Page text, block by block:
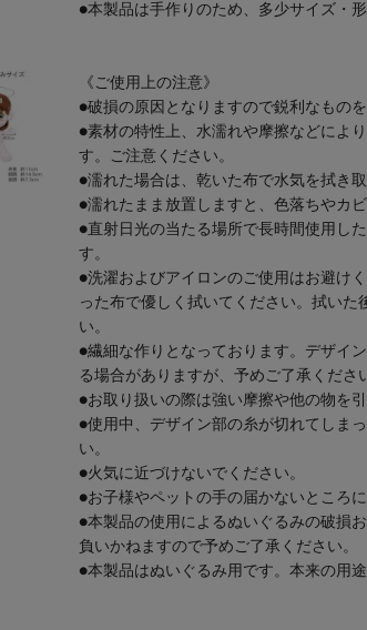
●本製品は手作りのため、多少サイズ・
《ご使用上の注意》
●破損の原因となりますので鋭利なもの
●素材の特性上、水濡れや摩擦などによ
す。ご注意ください。
●濡れた場合は、乾いた布で水気を拭き
●濡れたまま放置しますと、色落ちやカ
●直射日光の当たる場所で長時間使用し
す。
●洗濯およびアイロンのご使用はお避け
った布で優しく拭いてください。拭いた
い。
●繊細な作りとなっております。デザイ
る場合がありますが、予めご了承くださ
●お取り扱いの際は強い摩擦や他の物を
●使用中、デザイン部の糸が切れてしま
い。
●火気に近づけないでください。
●お子様やペットの手の届かないところ
●本製品の使用によるぬいぐるみの破損
負いかねますので予めご了承ください。
●本製品はぬいぐるみ用です。本来の用